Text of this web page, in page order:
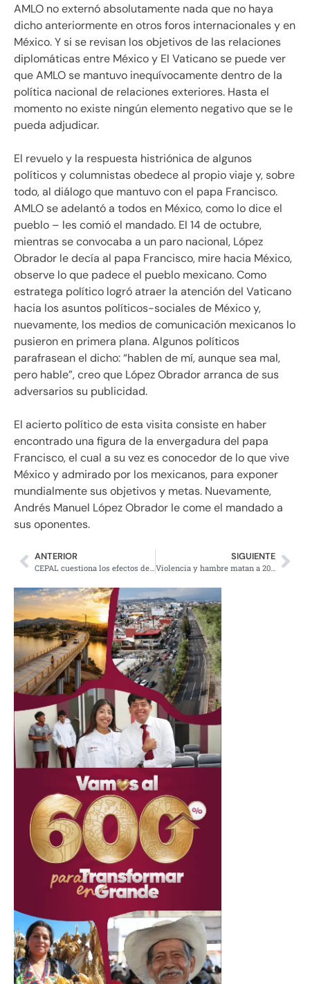
AMLO no externó absolutamente nada que no haya
dicho anteriormente en otros foros internacionales y en
México. Y si se revisan los objetivos de las relaciones
diplomáticas entre México y El Vaticano se puede ver
que AMLO se mantuvo inequívocamente dentro de la
política nacional de relaciones exteriores. Hasta el
momento no existe ningún elemento negativo que se le
pueda adjudicar.
El revuelo y la respuesta histriónica de algunos
políticos y columnistas obedece al propio viaje y, sobre
todo, al diálogo que mantuvo con el papa Francisco.
AMLO se adelantó a todos en México, como lo dice el
pueblo – les comió el mandado. El 14 de octubre,
mientras se convocaba a un paro nacional, López
Obrador le decía al papa Francisco, mire hacia México,
observe lo que padece el pueblo mexicano. Como
estratega político logró atraer la atención del Vaticano
hacia los asuntos políticos-sociales de México y,
nuevamente, los medios de comunicación mexicanos lo
pusieron en primera plana. Algunos políticos
parafrasean el dicho: “hablen de mí, aunque sea mal,
pero hable”, creo que López Obrador arranca de sus
adversarios su publicidad.
El acierto político de esta visita consiste en haber
encontrado una figura de la envergadura del papa
Francisco, el cual a su vez es conocedor de lo que vive
México y admirado por los mexicanos, para exponer
mundialmente sus objetivos y metas. Nuevamente,
Andrés Manuel López Obrador le come el mandado a
sus oponentes.
ANTERIOR SIGUIENTE
Violencia y hambre matan a 20 mil mexicanos al año: Forbes